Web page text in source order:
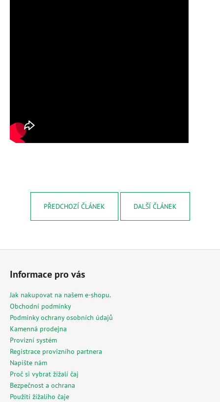
PŘEDCHOZÍ ČLÁNEK DALŠÍ ČLÁNEK
Informace pro vás
Jak nakupovat na našem e-shopu.
Obchodní podmínky
Podmínky ochrany osobních údajů
Kamenná prodejna
Provizní systém
Registrace provizního partnera
Napište nám
Proč si vybrat žížalí čaj
Bezpečnost a ochrana
Použití žížalího čaje